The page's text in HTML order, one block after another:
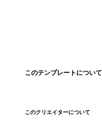
このテンプレートについて
このクリエイターについて